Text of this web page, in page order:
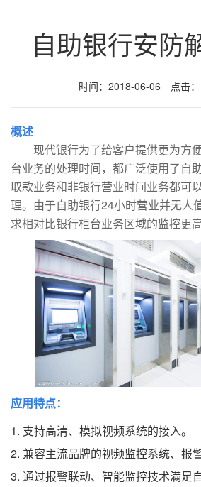
自助银行安防
时间：2018-06-06 点击
概述
现代银行为了给客户提供更为方
台业务的处理时间，都广泛使用了自
取款业务和非银行营业时间业务都可
理。由于自助银行24小时营业并无人
求相对比银行柜台业务区域的监控更高
应用特点：
1. 支持高清、模拟视频系统的接入。
2. 兼容主流品牌的视频监控系统、报
3. 通过报警联动、智能监控技术满足